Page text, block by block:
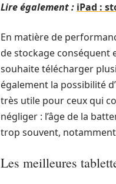
Lire également : iPad :
En matière de
de stockage conséquent
souhaite télécharger
également la possibilité
très utile pour ceux qui
négliger : l’âge de la
trop souvent,
Les meilleures